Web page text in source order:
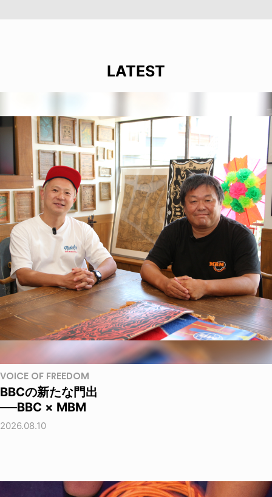
LATEST
VOICE OF FREEDOM
BBCの新たな門出
──BBC × MBM
2026.08.10